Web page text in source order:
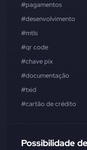
#pagamentos
#desenvolvimento
#mtls
#qr code
#chave pix
#documentação
#txid
#cartão de crédito
Possibilidade